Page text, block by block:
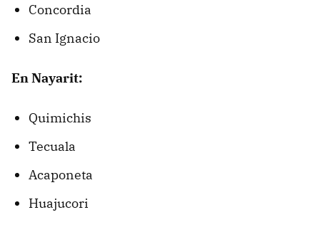
Concordia
San Ignacio
En Nayarit:
Quimichis
Tecuala
Acaponeta
Huajucori